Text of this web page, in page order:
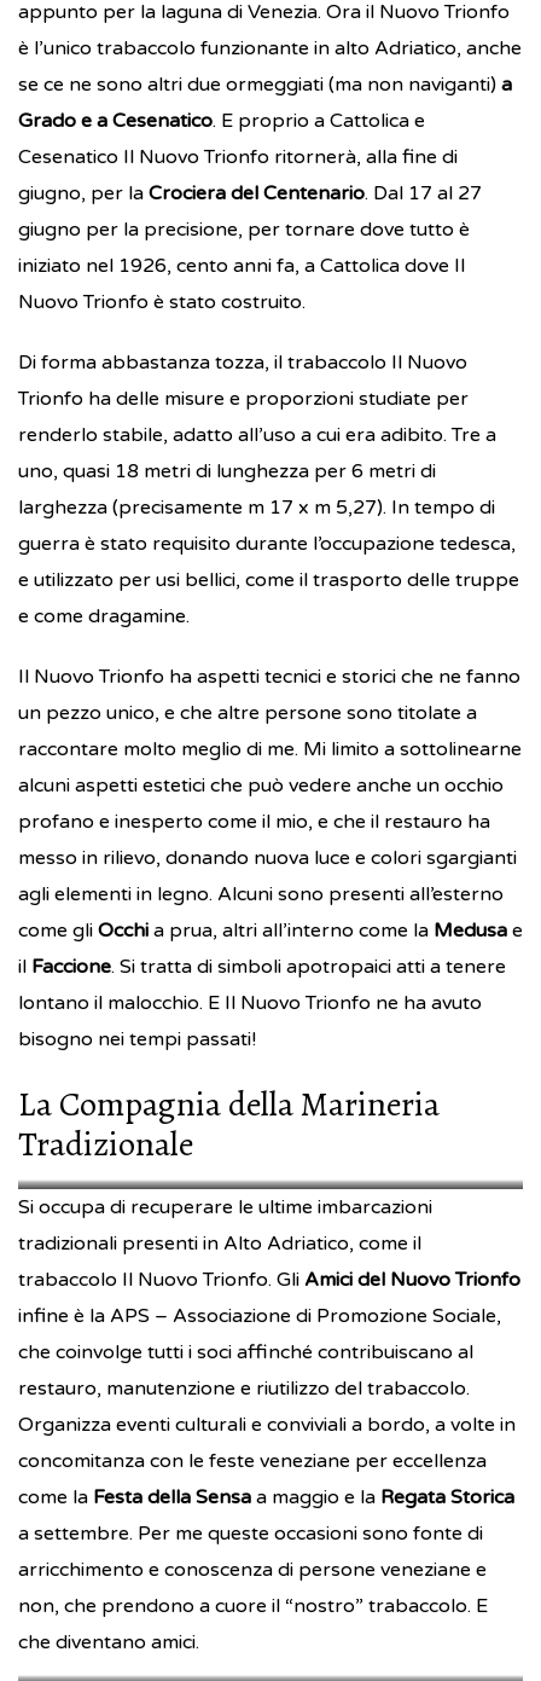
appunto per la laguna di Venezia. Ora il Nuovo Trionfo
è l’unico trabaccolo funzionante in alto Adriatico, anche
se ce ne sono altri due ormeggiati (ma non naviganti) a
Grado e a Cesenatico. E proprio a Cattolica e
Cesenatico Il Nuovo Trionfo ritornerà, alla fine di
giugno, per la Crociera del Centenario. Dal 17 al 27
giugno per la precisione, per tornare dove tutto è
iniziato nel 1926, cento anni fa, a Cattolica dove Il
Nuovo Trionfo è stato costruito.
Di forma abbastanza tozza, il trabaccolo Il Nuovo
Trionfo ha delle misure e proporzioni studiate per
renderlo stabile, adatto all’uso a cui era adibito. Tre a
uno, quasi 18 metri di lunghezza per 6 metri di
larghezza (precisamente m 17 x m 5,27). In tempo di
guerra è stato requisito durante l’occupazione tedesca,
e utilizzato per usi bellici, come il trasporto delle truppe
e come dragamine.
Il Nuovo Trionfo ha aspetti tecnici e storici che ne fanno
un pezzo unico, e che altre persone sono titolate a
raccontare molto meglio di me. Mi limito a sottolinearne
alcuni aspetti estetici che può vedere anche un occhio
profano e inesperto come il mio, e che il restauro ha
messo in rilievo, donando nuova luce e colori sgargianti
agli elementi in legno. Alcuni sono presenti all’esterno
come gli Occhi a prua, altri all’interno come la Medusa e
il Faccione. Si tratta di simboli apotropaici atti a tenere
lontano il malocchio. E Il Nuovo Trionfo ne ha avuto
bisogno nei tempi passati!
La Compagnia della Marineria
Tradizionale
nuovo_trionfo nuovo_trionfo
Si occupa di recuperare le ultime imbarcazioni
tradizionali presenti in Alto Adriatico, come il
trabaccolo Il Nuovo Trionfo. Gli Amici del Nuovo Trionfo
infine è la APS – Associazione di Promozione Sociale,
che coinvolge tutti i soci affinché contribuiscano al
restauro, manutenzione e riutilizzo del trabaccolo.
Organizza eventi culturali e conviviali a bordo, a volte in
concomitanza con le feste veneziane per eccellenza
come la Festa della Sensa a maggio e la Regata Storica
a settembre. Per me queste occasioni sono fonte di
arricchimento e conoscenza di persone veneziane e
non, che prendono a cuore il “nostro” trabaccolo. E
che diventano amici.